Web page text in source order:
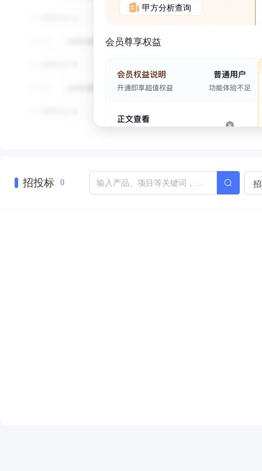
甲方分析查询
会员尊享权益
招投标 0